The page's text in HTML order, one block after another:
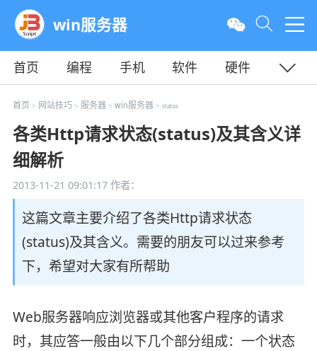
win服务器
首页 编程 手机 软件
硬件
教程
平面 服务器
首页 > 网站技巧 > 服务器> win服务器> status
各类Http请求状态(status)及其含义详
细解析
2013-11-21 09:01:17作者：
这篇文章主要介绍了各类Http请求状态
(status)及其含义。需要的朋友可以过来参考
下，希望对大家有所帮助
Web服务器响应浏览器或其他客户程序的请求
时，其应答一般由以下几个部分组成：一个状态